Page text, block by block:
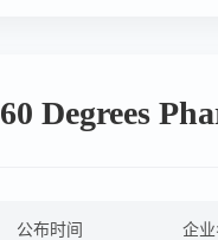
60 Degrees
公布时间 企